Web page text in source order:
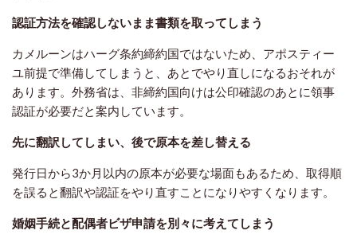
認証方法を確認しないまま書類を取ってしまう
カメルーンはハーグ条約締約国ではないため、アポスティー
ユ前提で準備してしまうと、あとでやり直しになるおそれが
あります。外務省は、非締約国向けは公印確認のあとに領事
認証が必要だと案内しています。
先に翻訳してしまい、後で原本を差し替える
発行日から3か月以内の原本が必要な場面もあるため、取得順
を誤ると翻訳や認証をやり直すことになりやすくなります。
婚姻手続と配偶者ビザ申請を別々に考えてしまう